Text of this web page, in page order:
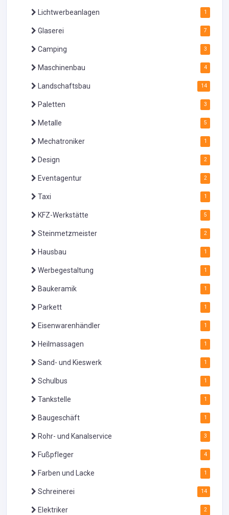
Lichtwerbeanlagen 1
Glaserei 7
Camping 3
Maschinenbau 4
Landschaftsbau 14
Paletten 3
Metalle 5
Mechatroniker 1
Design 2
Eventagentur 2
Taxi 1
KFZ-Werkstätte 5
Steinmetzmeister 2
Hausbau 1
Werbegestaltung 1
Baukeramik 1
Parkett 1
Eisenwarenhändler 1
Heilmassagen 1
Sand- und Kieswerk 1
Schulbus 1
Tankstelle 1
Baugeschäft 1
Rohr- und Kanalservice 3
Fußpfleger 4
Farben und Lacke 1
Schreinerei 14
Elektriker 2